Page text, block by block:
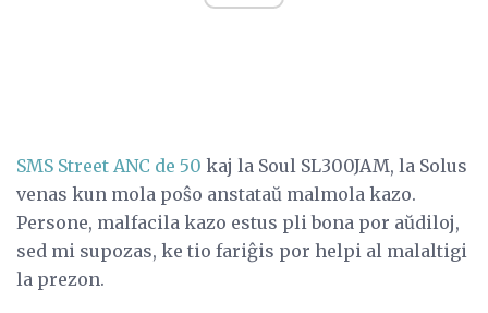
SMS Street ANC de 50 kaj la Soul SL300JAM, la Solus
venas kun mola poŝo anstataŭ malmola kazo.
Persone, malfacila kazo estus pli bona por aŭdiloj,
sed mi supozas, ke tio fariĝis por helpi al malaltigi
la prezon.